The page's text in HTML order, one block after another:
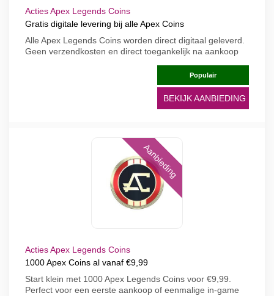
Acties Apex Legends Coins
Gratis digitale levering bij alle Apex Coins
Alle Apex Legends Coins worden direct digitaal geleverd.
Geen verzendkosten en direct toegankelijk na aankoop
Populair
BEKIJK AANBIEDING
Aanbieding
Acties Apex Legends Coins
1000 Apex Coins al vanaf €9,99
Start klein met 1000 Apex Legends Coins voor €9,99.
Perfect voor een eerste aankoop of eenmalige in-game